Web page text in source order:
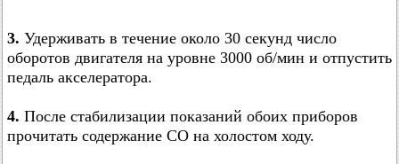
3. Удерживать в течение около 30 секунд число
оборотов двигателя на уровне 3000 об/мин и отпустить
педаль акселератора.
4. После стабилизации показаний обоих приборов
прочитать содержание CO на холостом ходу.